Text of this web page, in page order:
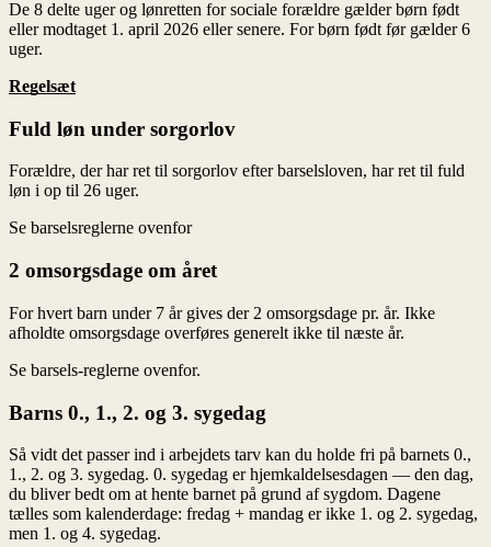
Regelsæt